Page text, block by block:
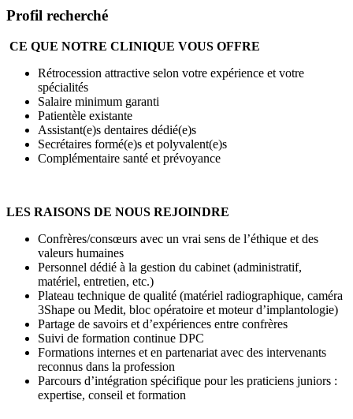
Profil recherché
CE QUE NOTRE CLINIQUE VOUS OFFRE
Rétrocession attractive selon votre expérience et votre
spécialités
Salaire minimum garanti
Patientèle existante
Assistant(e)s dentaires dédié(e)s
Secrétaires formé(e)s et polyvalent(e)s
Complémentaire santé et prévoyance
LES RAISONS DE NOUS REJOINDRE
Confrères/consœurs avec un vrai sens de l’éthique et des
valeurs humaines
Personnel dédié à la gestion du cabinet (administratif,
matériel, entretien, etc.)
Plateau technique de qualité (matériel radiographique, caméra
3Shape ou Medit, bloc opératoire et moteur d’implantologie)
Partage de savoirs et d’expériences entre confrères
Suivi de formation continue DPC
Formations internes et en partenariat avec des intervenants
reconnus dans la profession
Parcours d’intégration spécifique pour les praticiens juniors :
expertise, conseil et formation